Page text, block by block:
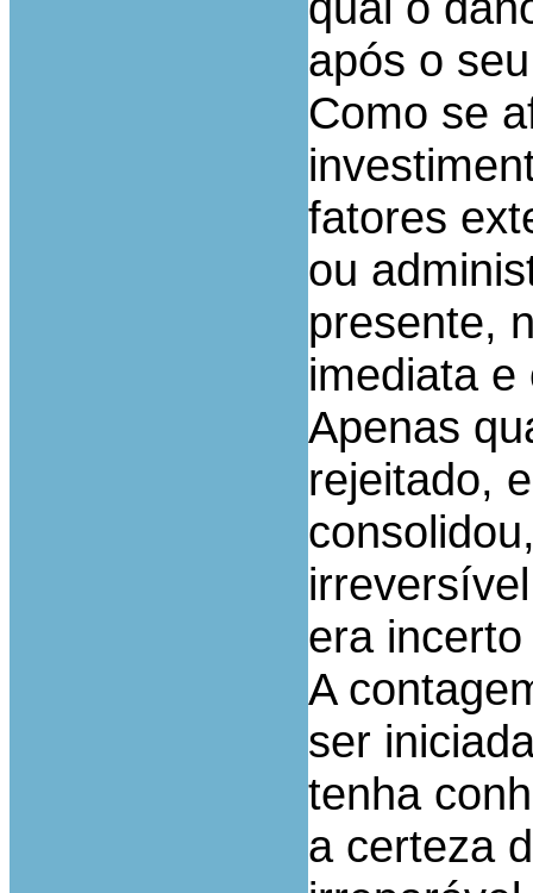
após o
Como se
fatores
ou
presente,
imediata
Apenas
rejeitado,
era
A
ser
tenha
a certeza